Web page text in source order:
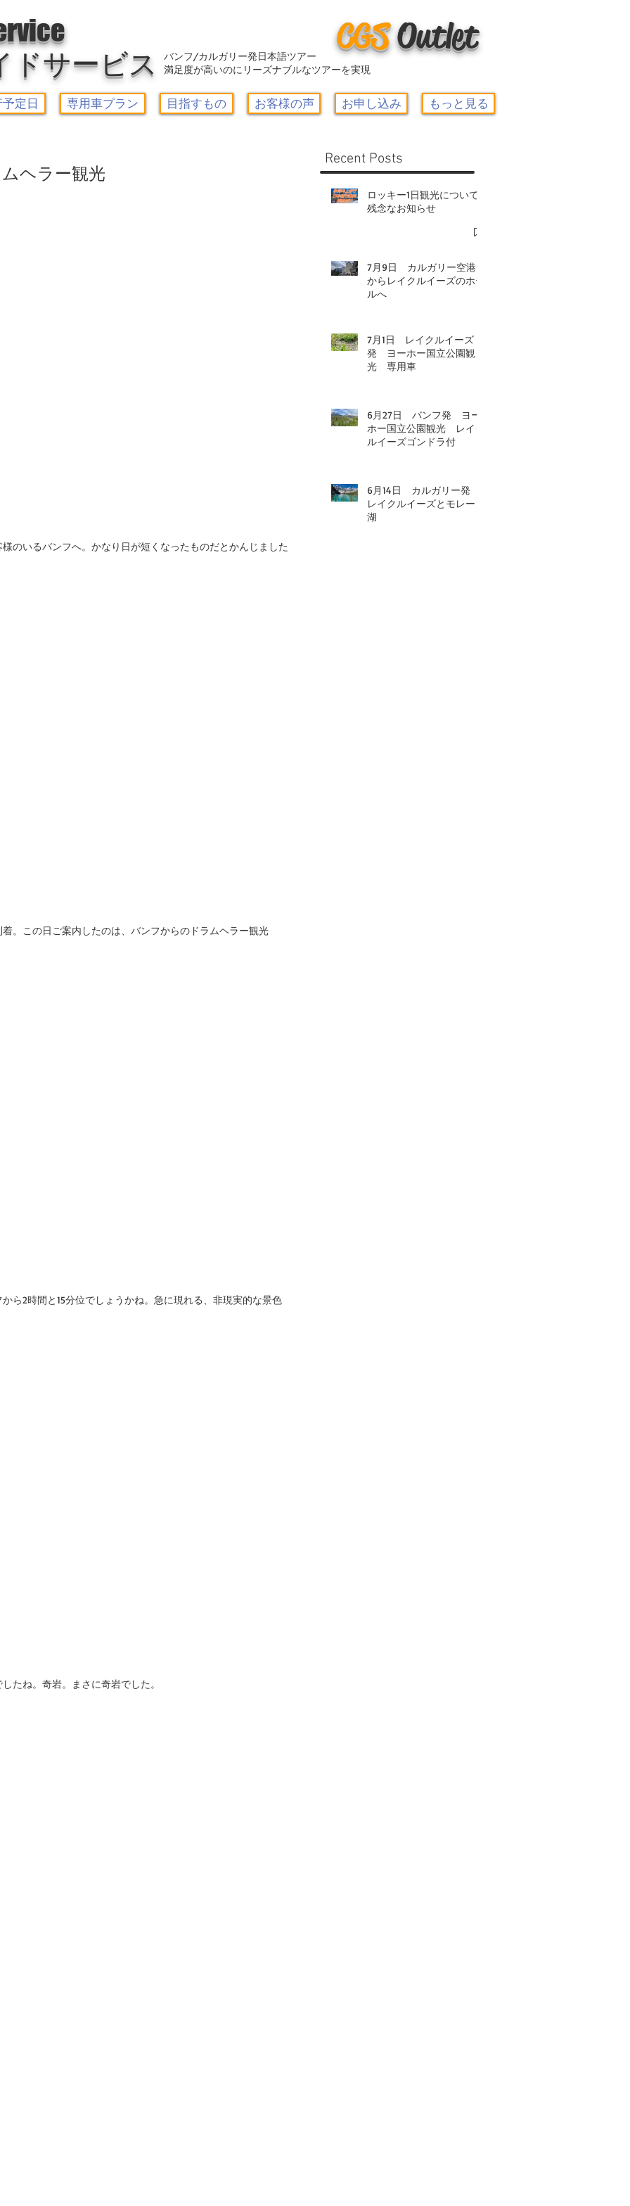
ドサービス
CGSOutlet
バンフ/カルガリー発日本語ツアー
満足度が高いのにリーズナブルなツアーを実現
定日 専用車プラン 目指すもの お客様の声 お申し込み もっと見る
ヘラー観光
のいるバンフへ。かなり日が短くなったものだとかんじました
。この日ご案内したのは、バンフからのドラムヘラー観光
ら2時間と15分位でしょうかね。急に現れる、非現実的な景色
たね。奇岩。まさに奇岩でした。
Recent Posts
ロッキー1日観光について-
残念なお知らせ
7月9日 カルガリー空港
からレイクルイーズのホテ
ルへ
7月1日 レイクルイーズ
発 ヨーホー国立公園観
光 専用車
6月27日 バンフ発 ヨー
ホー国立公園観光 レイク
ルイーズゴンドラ付
6月14日 カルガリー発
レイクルイーズとモレーン
湖